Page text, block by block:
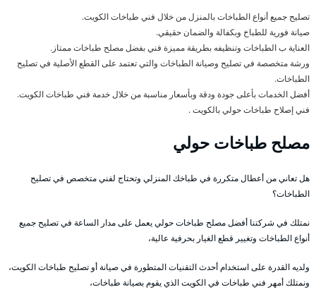
تصليح جميع أنواع الطباخات بالمنزل من خلال فني طباخات الكويت.
صيانة فورية للطباخ وبكفالة والضمان حقيقي.
العناية ب الطباخات وتنظيفه بطريقة مميزة فني بفضل مصلح طباخات ممتاز.
ورشة متخصصة في تصليح وصيانة الطباخات والتي تعتمد على القطع الأصلية في تصليح
الطباخات.
أفضل الخدمات بأعلى جودة ودقة وبأسعار مناسبة من خلال خدمة فني طباخات الكويت.
فني إصلاح طباخات حولي بالكويت .
مصلح طباخات حولي
هل تعاني من أعطال متكررة في طباخك المنزلي وتحتاج لفني متخصص في تصليح
الطباخات؟
نمتلك في شركتنا أفضل مصلح طباخات حولي يعمل على مدار الساعة في تصليح جميع
أنواع الطباخات وتغيير قطع الغيار بحرفية عالية،
ولديه القدرة على استخدام أحدث التقنيات المتطورة في صيانة أو تصليح طباخات الكويت،
ونمتلك أمهر فني طباخات في الكويت الذي يقوم بصيانة طباخات،